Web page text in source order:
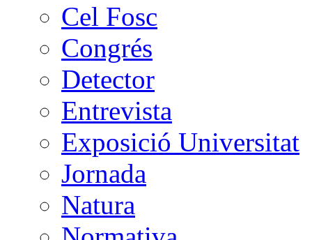
Cel Fosc
Congrés
Detector
Entrevista
Exposició Universitat
Jornada
Natura